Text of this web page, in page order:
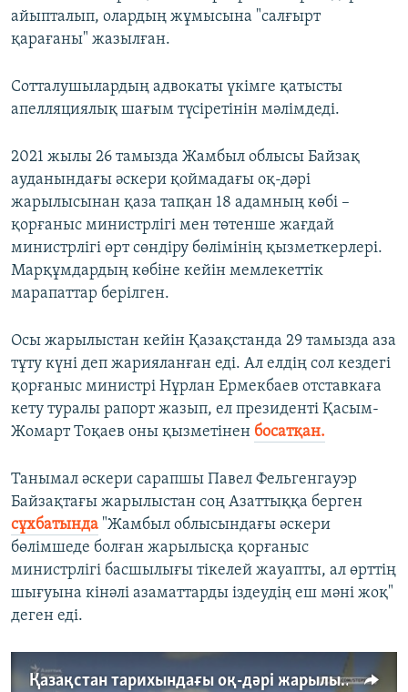
айыпталып, олардың жұмысына "салғырт
қарағаны" жазылған.
Сотталушылардың адвокаты үкімге қатысты
апелляциялық шағым түсіретінін мәлімдеді.
2021 жылы 26 тамызда Жамбыл облысы Байзақ
ауданындағы әскери қоймадағы оқ-дәрі
жарылысынан қаза тапқан 18 адамның көбі –
қорғаныс министрлігі мен төтенше жағдай
министрлігі өрт сөндіру бөлімінің қызметкерлері.
Марқұмдардың көбіне кейін мемлекеттік
марапаттар берілген.
Осы жарылыстан кейін Қазақстанда 29 тамызда аза
тұту күні деп жарияланған еді. Ал елдің сол кездегі
қорғаныс министрі Нұрлан Ермекбаев отставкаға
кету туралы рапорт жазып, ел президенті Қасым-
Жомарт Тоқаев оны қызметінен босатқан.
Танымал әскери сарапшы Павел Фельгенгауэр
Байзақтағы жарылыстан соң Азаттыққа берген
сұхбатында "Жамбыл облысындағы әскери
бөлімшеде болған жарылысқа қорғаныс
министрлігі басшылығы тікелей жауапты, ал өрттің
шығуына кінәлі азаматтарды іздеудің еш мәні жоқ"
деген еді.
Қазақстан тарихындағы оқ-дәрі жарылыстары